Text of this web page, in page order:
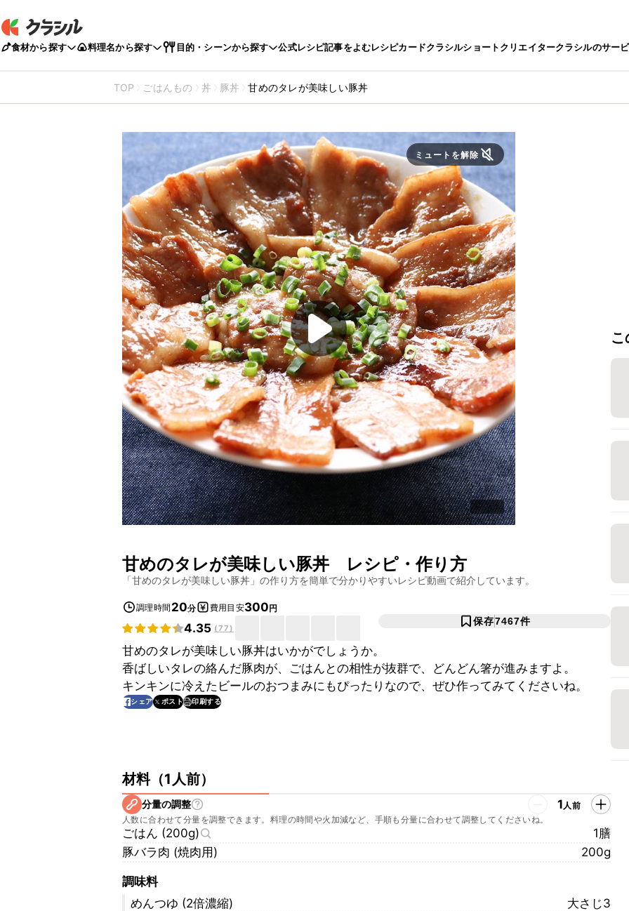
食材から探す 料理名から探す 目的・シーンから探す 公式レシピ記事をよむレシピカードクラシルショートクリエイタークラシルのサー
TOP ごはんもの 丼 豚丼 甘めのタレが美味しい豚丼
ミュートを解除
甘めのタレが美味しい豚丼 レシピ・作り方
「甘めのタレが美味しい豚丼 」の作り方を簡単で分かりやすいレシピ動画で紹介しています。
調理時間 20分 費用目安300円
4.35 (77)
保存7467件
甘めのタレが美味しい豚丼はいかがでしょうか。
香ばしいタレの絡んだ豚肉が、ごはんとの相性が抜群で、どんどん箸が進みますよ。
キンキンに冷えたビールのおつまみにもぴったりなので、ぜひ作ってみてくださいね。
シェア ポスト 印刷する
材料（1人前）
分量の調整 1人前
人数に合わせて分量を調整できます。料理の時間や火加減など、手順も分量に合わせて調整してくださいね。
ごはん (200g)
1膳
豚バラ肉 (焼肉用)
200g
調味料
めんつゆ (2倍濃縮)
大さじ3